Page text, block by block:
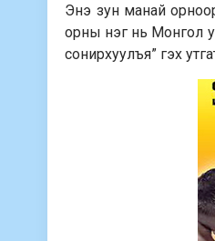
Энэ зун манай
орны нэг нь Монгол
сонирхуулъя” гэх